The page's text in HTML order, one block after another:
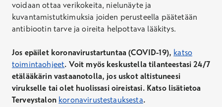
voidaan ottaa verikokeita, nielunäyte ja
kuvantamistutkimuksia joiden perusteella päätetään
antibiootin tarve ja oireita helpottava lääkitys.
Jos epäilet koronavirustartuntaa (COVID-19), katso
toimintaohjeet. Voit myös keskustella tilanteestasi 24/7
etälääkärin vastaanotolla, jos uskot altistuneesi
virukselle tai olet huolissasi oireistasi. Katso lisätietoa
Terveystalon koronavirustestauksesta.